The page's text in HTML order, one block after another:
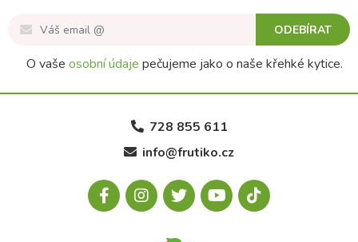
ODEBÍRAT
O vaše osobní údaje pečujeme jako o naše křehké kytice.
728 855 611
info@frutiko.cz